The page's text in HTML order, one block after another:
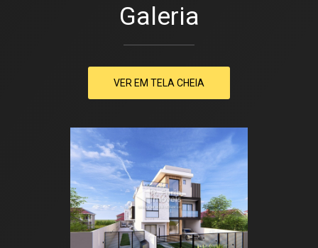
Galeria
VER EM TELA CHEIA